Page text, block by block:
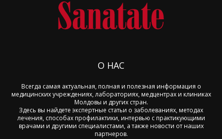
О НАС
Всегда самая актуальная, полная и полезная информация о
медицинских учреждениях, лабораториях, медцентрах и клиниках
Молдовы и других стран.
Здесь вы найдете экспертные статьи о заболеваниях, методах
лечения, способах профилактики, интервью с практикующими
врачами и другими специалистами, а также новости от наших
партнеров.